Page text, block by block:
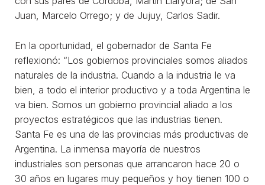
Juan, Marcelo Orrego; y de Jujuy, Carlos Sadir.
En la oportunidad, el gobernador de Santa Fe
reflexionó: “Los gobiernos provinciales somos aliados
naturales de la industria. Cuando a la industria le va
bien, a todo el interior productivo y a toda Argentina le
va bien. Somos un gobierno provincial aliado a los
proyectos estratégicos que las industrias tienen.
Santa Fe es una de las provincias más productivas de
Argentina. La inmensa mayoría de nuestros
industriales son personas que arrancaron hace 20 o
30 años en lugares muy pequeños y hoy tienen 100 o